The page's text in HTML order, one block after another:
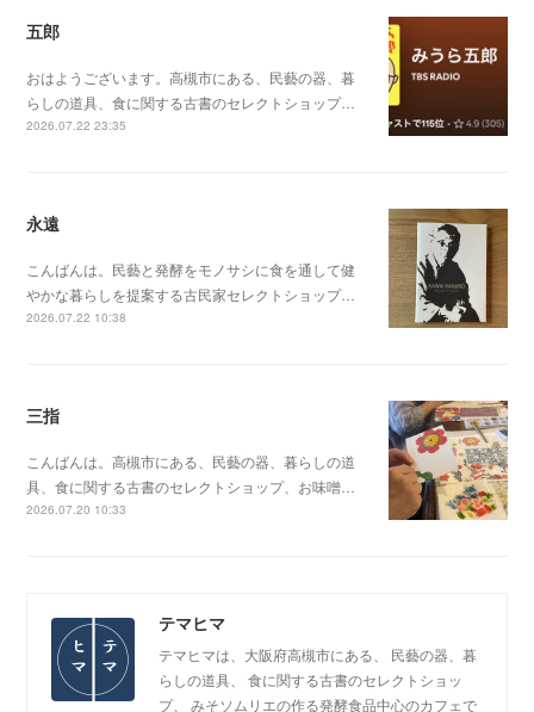
五郎
おはようございます。高槻市にある、民藝の器、暮
らしの道具、食に関する古書のセレクトショップ…
2026.07.22 23:35
永遠
こんばんは。民藝と発酵をモノサシに食を通して健
やかな暮らしを提案する古民家セレクトショップ…
2026.07.22 10:38
三指
こんばんは。高槻市にある、民藝の器、暮らしの道
具、食に関する古書のセレクトショップ、お味噌…
2026.07.20 10:33
テマヒマ
テマヒマは、大阪府高槻市にある、 民藝の器、暮
らしの道具、 食に関する古書のセレクトショッ
プ、 みそソムリエの作る発酵食品中心のカフェで